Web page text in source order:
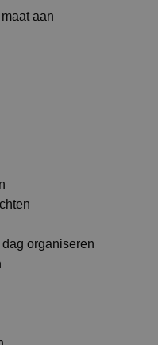
aan
organiseren